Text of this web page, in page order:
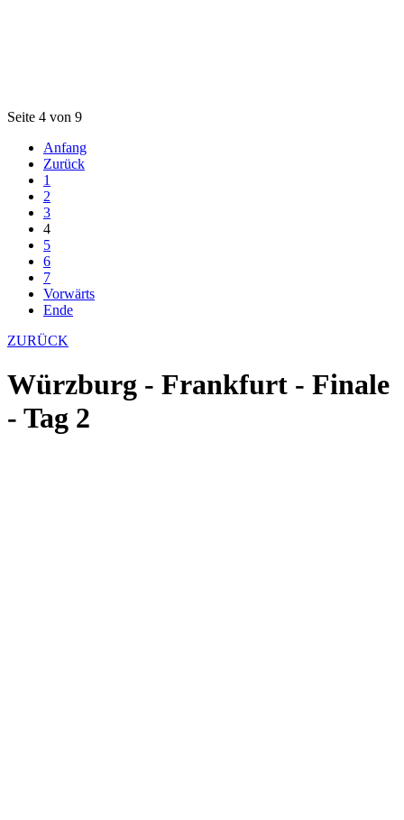
Seite 4 von 9
Anfang
Zurück
1
2
3
4
5
6
7
Vorwärts
Ende
ZURÜCK
Würzburg - Frankfurt - Finale
- Tag 2